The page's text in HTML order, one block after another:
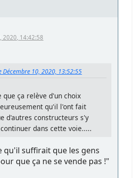
2020, 14:42:58
Décembre 10, 2020, 13:52:55
que ça relève d'un choix
qu'il l'ont fait
d'autres constructeurs s'y
dans cette voie.....
qu'il suffirait que les gens
que ça ne se vende pas !"